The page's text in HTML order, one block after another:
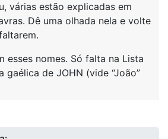
várias estão explicadas em
Dê uma olhada nela e volte
esses nomes. Só falta na Lista
gaélica de JOHN (vide “João”